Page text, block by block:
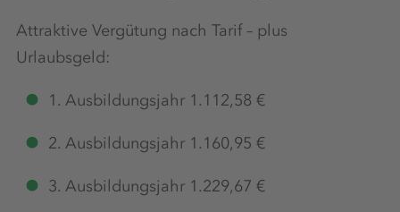
Attraktive Vergütung nach Tarif – plus
Urlaubsgeld:
1. Ausbildungsjahr 1.112,58 €
2. Ausbildungsjahr 1.160,95 €
3. Ausbildungsjahr 1.229,67 €